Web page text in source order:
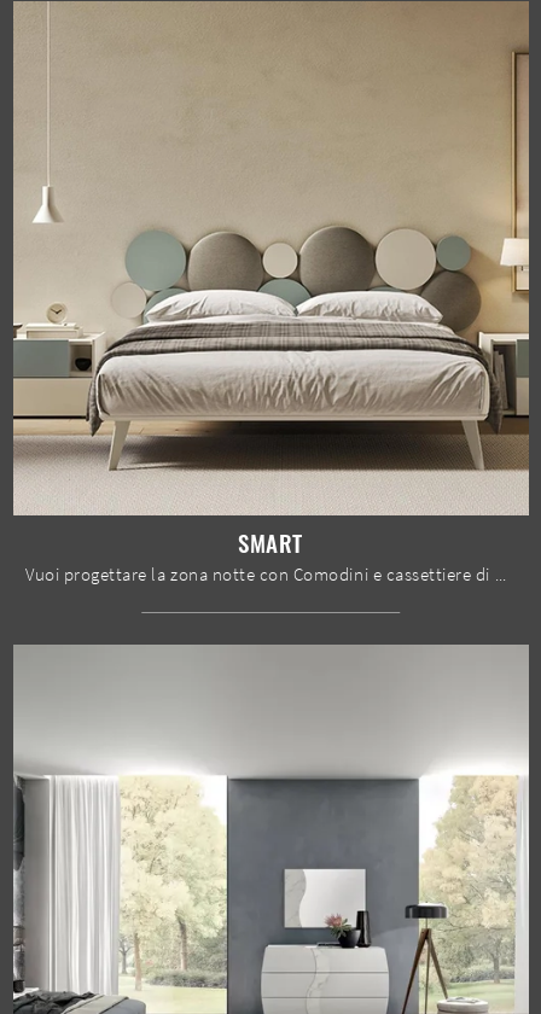
SMART
Vuoi progettare la zona notte con Comodini e cassettiere di Mobilgam? Eccoti il modello Smart in laccato opaco per spazi moderni.